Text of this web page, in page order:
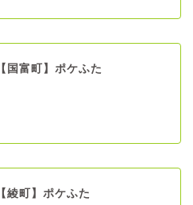
【国富町】ポケふた
【綾町】ポケふた